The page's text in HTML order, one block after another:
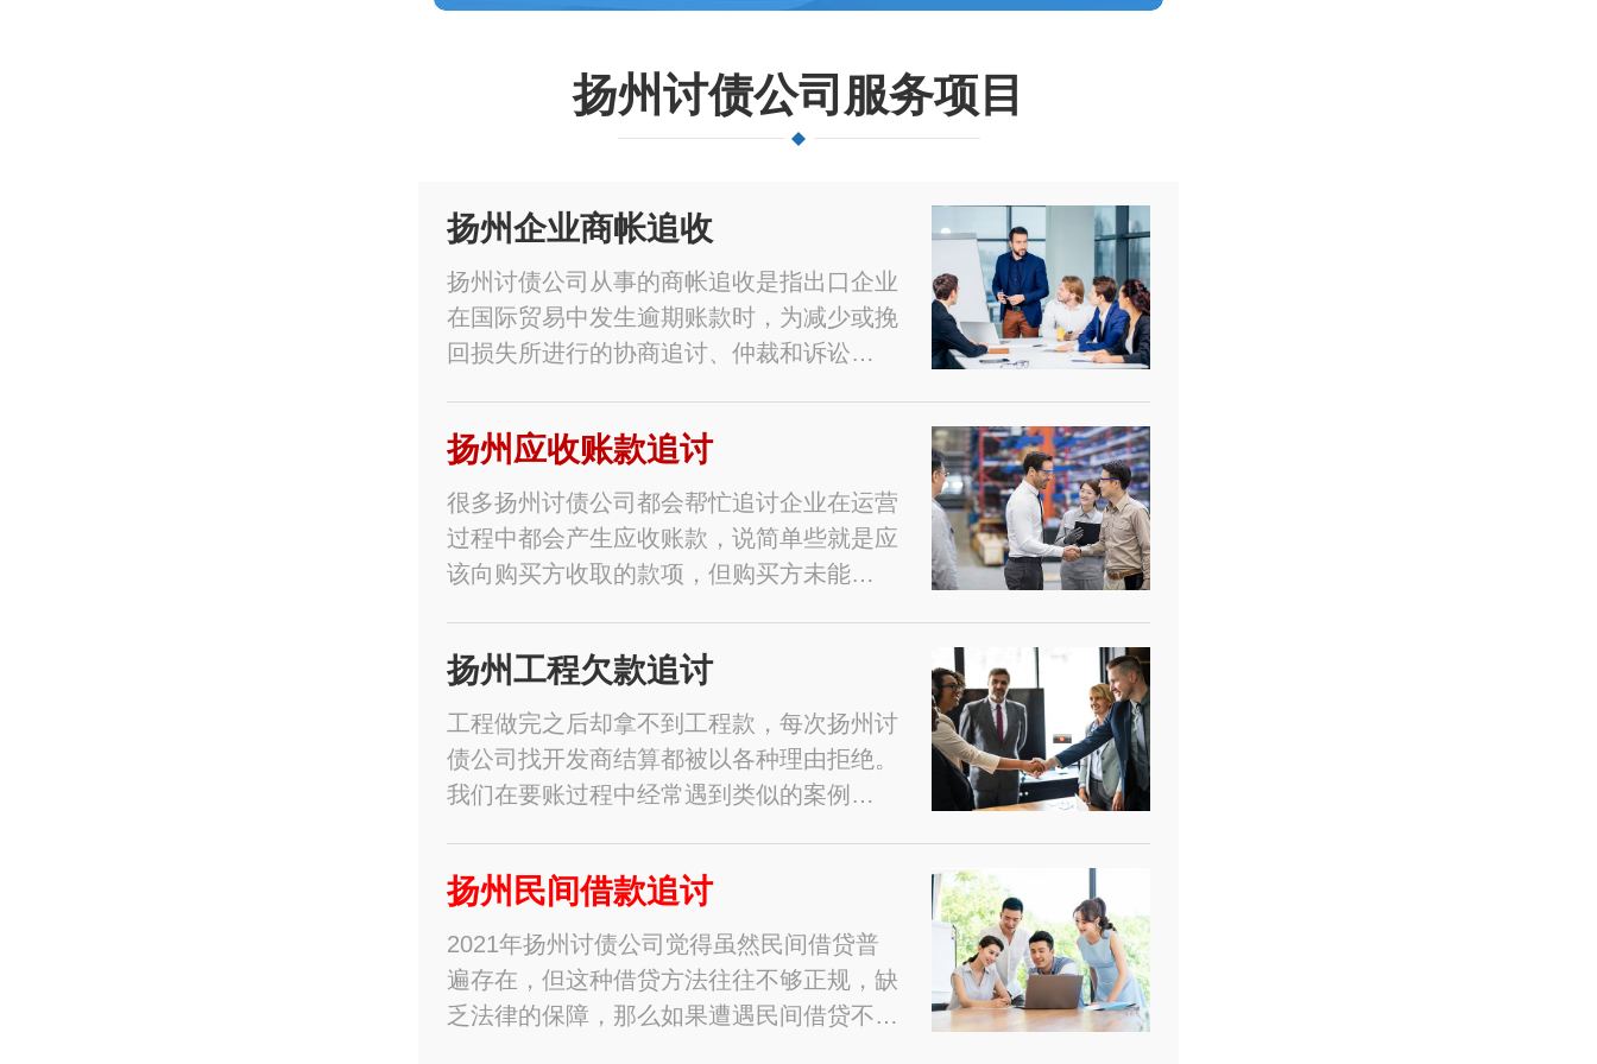
扬州讨债公司服务项目
扬州企业商帐追收
扬州讨债公司从事的商帐追收是指出口企业
在国际贸易中发生逾期账款时，为减少或挽
回损失所进行的协商追讨、仲裁和诉讼…
扬州应收账款追讨
很多扬州讨债公司都会帮忙追讨企业在运营
过程中都会产生应收账款，说简单些就是应
该向购买方收取的款项，但购买方未能…
扬州工程欠款追讨
工程做完之后却拿不到工程款，每次扬州讨
债公司找开发商结算都被以各种理由拒绝。
我们在要账过程中经常遇到类似的案例…
扬州民间借款追讨
2021年扬州讨债公司觉得虽然民间借贷普
遍存在，但这种借贷方法往往不够正规，缺
乏法律的保障，那么如果遭遇民间借贷不…